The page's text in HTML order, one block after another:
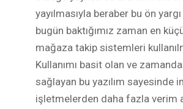
yayılmasıyla beraber bu ön
bugün baktığımız zaman en
mağaza takip sistemleri
Kullanımı basit olan ve
sağlayan bu yazılım sayesinde
işletmelerden daha fazla verim